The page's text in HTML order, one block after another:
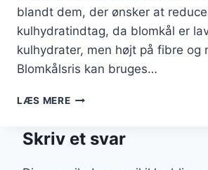
blandt dem, der ønsker at
kulhydratindtag, da blomkål er
kulhydrater, men højt på fibre og
Blomkålsris kan bruges…
LÆS MEREBLOMKÅLSRIS
OG
Skriv et svar